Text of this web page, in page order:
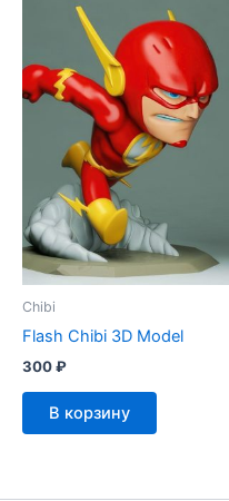
Chibi
Flash Chibi 3D Model
300₽
В корзину